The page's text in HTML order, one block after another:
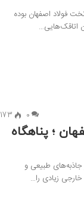
فولاد اصفهان بوده
اتاقک‌هایی…
0
173
؛ پناهگاه
جاذبه‌های طبیعی و
زیادی را…